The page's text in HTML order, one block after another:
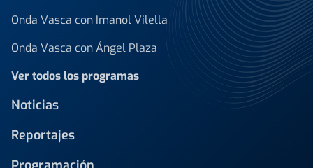
Onda Vasca con Imanol Vilella
Onda Vasca con Ángel Plaza
Ver todos los programas
Noticias
Reportajes